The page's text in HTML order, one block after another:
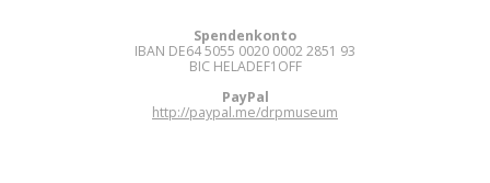
Spendenkonto
IBAN DE64 5055 0020 0002 2851 93
BIC HELADEF1OFF
PayPal
http://paypal.me/drpmuseum